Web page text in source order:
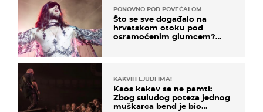
PONOVNO POD POVEĆALOM
Što se sve događalo na
hrvatskom otoku pod
osramoćenim glumcem?
KAKVIH LJUDI IMA!
Kaos kakav se ne pamti:
Zbog suludog poteza jednog
muškarca bend je bio